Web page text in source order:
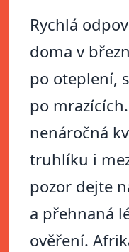
Rychlá
doma v
po oteplení,
po
nenáročná
truhlíku i
pozor dejte
a přehnaná
ověření.